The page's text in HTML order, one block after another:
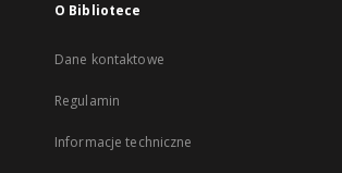
O Bibliotece
Dane kontaktowe
Regulamin
Informacje techniczne